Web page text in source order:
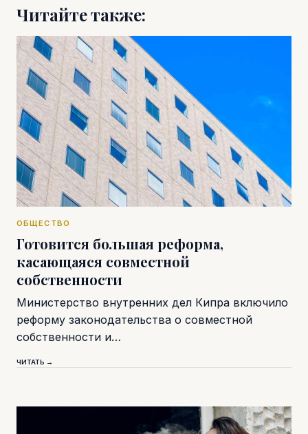
Читайте также:
ОБЩЕСТВО
Готовится большая реформа,
касающаяся совместной
собственности
Министерство внутренних дел Кипра включило
реформу законодательства о совместной
собственности и…
ЧИТАТЬ →